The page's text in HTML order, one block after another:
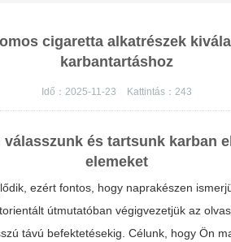
cigaretta alkatrészek
karbantartáshoz
Idő：2025-11-23 Kattintás：243
és tartsunk karban
elemeket
ezért fontos, hogy naprakészen
útmutatóban végigvezetjük az
távú befektetésekig. Célunk, hogy Ön